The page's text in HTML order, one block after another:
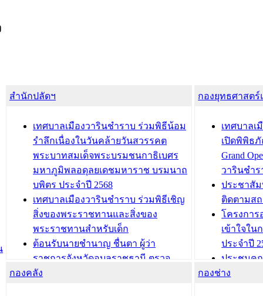
สำนักปลัดฯ
เทศบาลเมืองวารินชำราบ ร่วมพิธีน้อม
รำลึกเนื่องในวันคล้ายวันสวรรคต
พระบาทสมเด็จพระบรมชนกาธิเบศร
มหาภูมิพลอดุลยเดชมหาราช บรมนาถ
บพิตร ประจำปี 2568
เทศบาลเมืองวารินชำราบ ร่วมพิธีเชิญ
สิ่งของพระราชทานและสิ่งของ
พระราชทานสำหรับเด็ก
ต้อนรับนายชำนาญ ชื่นตา ผู้ว่า
ราชการจังหวัดอุบลราชธานี ตรวจ
ความเรียบร้อยของสถานที่ในการเตรี
กองยุทธศาสต
เทศบาลเ
เปิดพิพิธภั
Grand
วารินชำร
ประชาสัม
ติดตามส
โครงกา
เข้าใจใน
ประจำปี
ประชุมค
ความเสี่ย
กองคลัง กองช่าง